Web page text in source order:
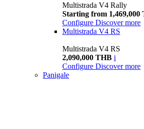
Multistrada V4 Rally
Starting from 1,469,000
Configure Discover more
Multistrada V4 RS
Multistrada V4 RS
2,090,000 THB i
Configure Discover more
Panigale